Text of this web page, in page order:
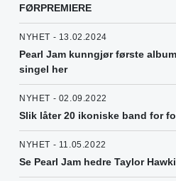
FØRPREMIERE
NYHET - 13.02.2024
Pearl Jam kunngjør første
singel her
NYHET - 02.09.2022
Slik låter 20 ikoniske band for
NYHET - 11.05.2022
Se Pearl Jam hedre Taylor